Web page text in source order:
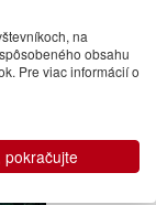
Clare
14.95 €
na
obsahu
Pre viac informácií o
pokračujte